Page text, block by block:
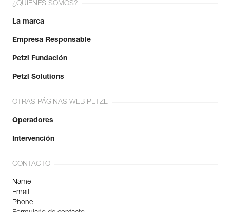
¿QUIÉNES SOMOS?
La marca
Empresa Responsable
Petzl Fundación
Petzl Solutions
OTRAS PÁGINAS WEB PETZL
Operadores
Intervención
CONTACTO
Name
Email
Phone